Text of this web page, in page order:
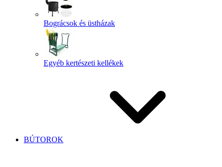
Bográcsok és üstházak
Egyéb kertészeti kellékek
BÚTOROK